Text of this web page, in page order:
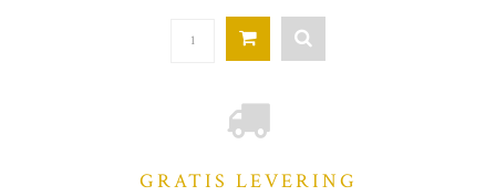
GRATIS LEVERING